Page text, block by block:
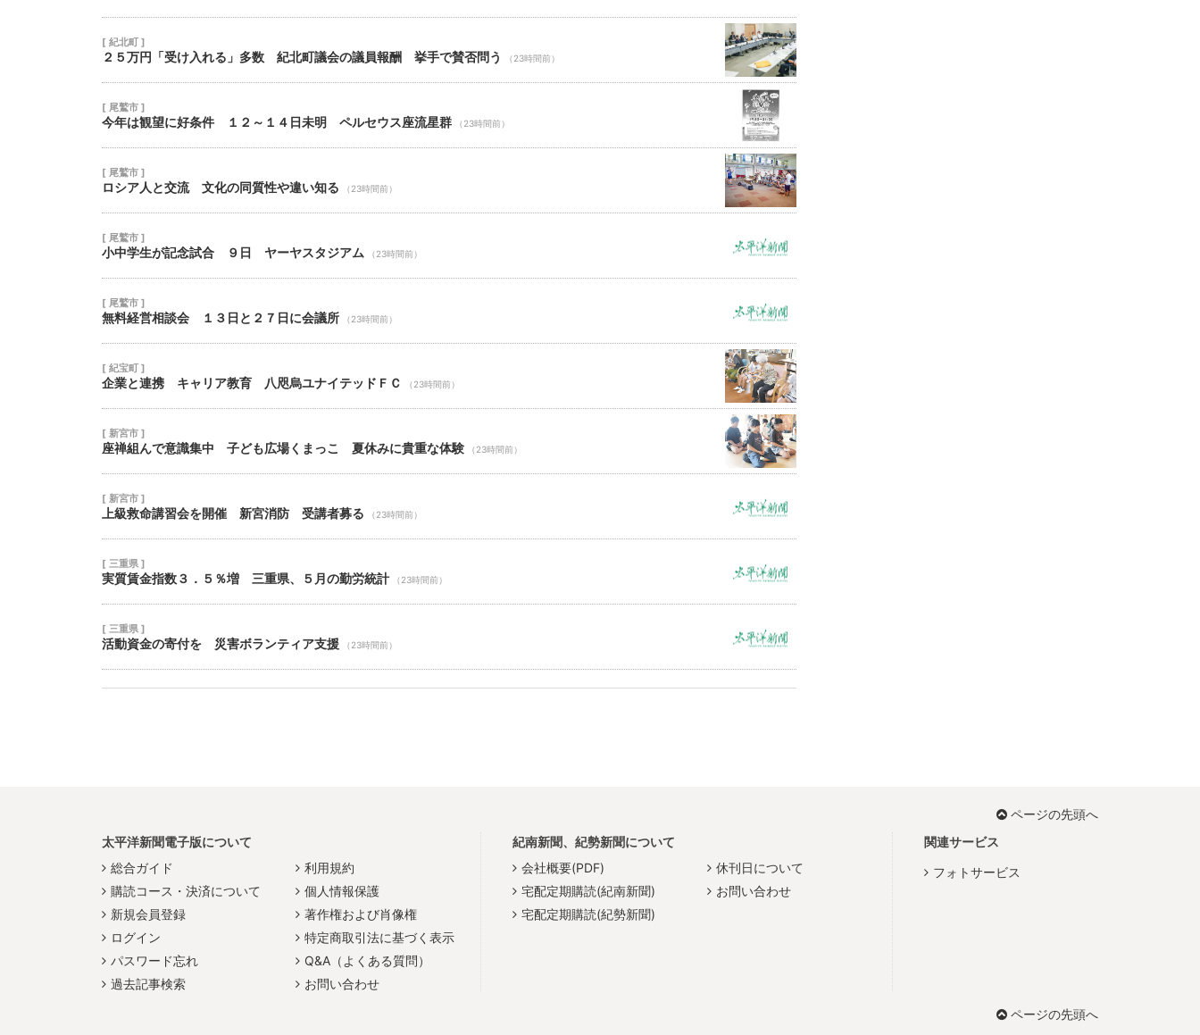
[ 紀北町 ]
２５万円「受け入れる」多数 紀北町議会の議員報酬 挙手で賛否問う （23時間前）
[ 尾鷲市 ]
今年は観望に好条件 １２～１４日未明 ペルセウス座流星群 （23時間前）
[ 尾鷲市 ]
ロシア人と交流 文化の同質性や違い知る （23時間前）
[ 尾鷲市 ]
小中学生が記念試合 ９日 ヤーヤスタジアム （23時間前）
[ 尾鷲市 ]
無料経営相談会 １３日と２７日に会議所 （23時間前）
[ 紀宝町 ]
企業と連携 キャリア教育 八咫烏ユナイテッドＦＣ （23時間前）
[ 新宮市 ]
座禅組んで意識集中 子ども広場くまっこ 夏休みに貴重な体験 （23時間前）
[ 新宮市 ]
上級救命講習会を開催 新宮消防 受講者募る （23時間前）
[ 三重県 ]
実質賃金指数３．５％増 三重県、５月の勤労統計 （23時間前）
[ 三重県 ]
活動資金の寄付を 災害ボランティア支援 （23時間前）
ページの先頭へ
太平洋新聞電子版について
総合ガイド
購読コース・決済について
新規会員登録
ログイン
パスワード忘れ
過去記事検索
利用規約
個人情報保護
著作権および肖像権
特定商取引法に基づく表示
Q&A（よくある質問）
お問い合わせ
紀南新聞、紀勢新聞について
会社概要(PDF)
宅配定期購読(紀南新聞)
宅配定期購読(紀勢新聞)
休刊日について
お問い合わせ
関連サービス
フォトサービス
ページの先頭へ